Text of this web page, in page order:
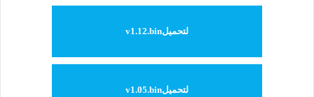
لتحميلv1.12.bin
لتحميلv1.05.bin